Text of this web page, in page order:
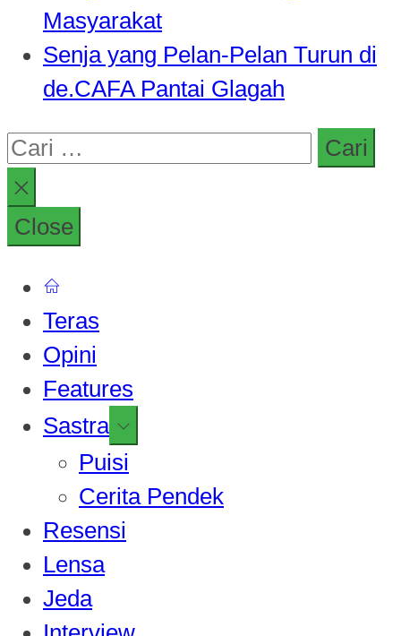
Masyarakat
Senja yang Pelan-Pelan Turun di
de.CAFA Pantai Glagah
Cari
untuk:
Close
Teras
Opini
Features
Sastra Show
sub
menu
Puisi
Cerita Pendek
Resensi
Lensa
Jeda